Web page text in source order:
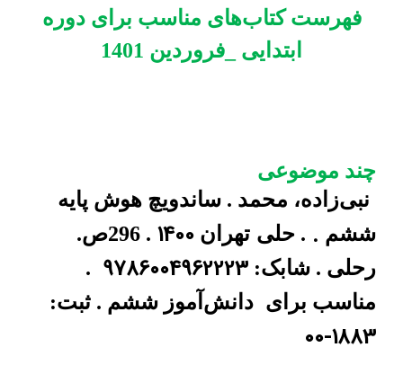
فهرست کتاب‌های مناسب برای دوره
ابتدایی _فروردین 1401
چند موضوعی
نبی‌زاده، محمد . ساندویچ هوش پایه
ششم.. حلی تهران 1400 . 296ص.
رحلی . شابک:9786004962223
.
مناسب برای
دانش‌آموز ششم . ثبت:
00-1883